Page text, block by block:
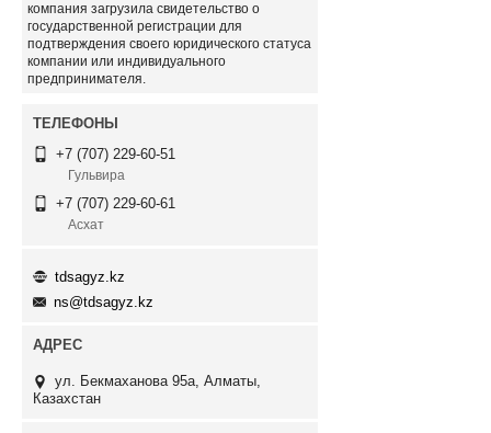
компания загрузила свидетельство о
государственной регистрации для
подтверждения своего юридического статуса
компании или индивидуального
предпринимателя.
+7 (707) 229-60-51
Гульвира
+7 (707) 229-60-61
Асхат
tdsagyz.kz
ns@tdsagyz.kz
ул. Бекмаханова 95а, Алматы,
Казахстан